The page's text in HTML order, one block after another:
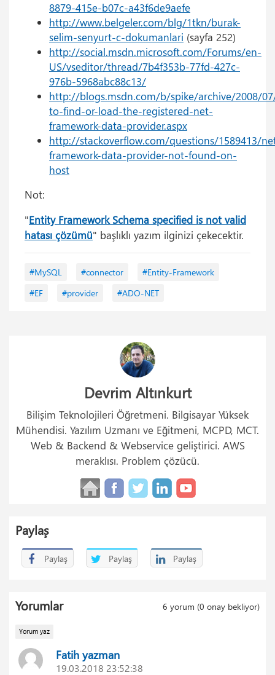
8879-415e-b07c-a43f6de9aefe
http://www.belgeler.com/blg/1tkn/burak-
selim-senyurt-c-dokumanlari (sayfa 252)
http://social.msdn.microsoft.com/Forums/en-
US/vseditor/thread/7b4f353b-77fd-427c-
976b-5968abc88c13/
http://blogs.msdn.com/b/spike/archive/2008/
to-find-or-load-the-registered-net-
framework-data-provider.aspx
http://stackoverflow.com/questions/1589413/
framework-data-provider-not-found-on-
host
Not:
"Entity Framework Schema specified is not valid
hatası çözümü" başlıklı yazım ilginizi çekecektir.
#MySQL #connector
#Entity-Framework
#EF
#provider #ADO-NET
Devrim Altınkurt
Bilişim Teknolojileri Öğretmeni. Bilgisayar Yüksek
Mühendisi. Yazılım Uzmanı ve Eğitmeni, MCPD, MCT.
Web & Backend & Webservice geliştirici. AWS
meraklısı. Problem çözücü.
Paylaş
Paylaş Paylaş Paylaş
6 yorum (0 onay bekliyor)
Yorumlar
Yorum yaz
Fatih yazman
19.03.2018 23:52:38